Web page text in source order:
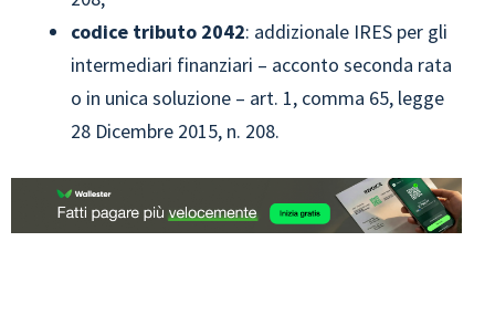
codice tributo 2042: addizionale IRES per gli
intermediari finanziari – acconto seconda rata
o in unica soluzione – art. 1, comma 65, legge
28 Dicembre 2015, n. 208.